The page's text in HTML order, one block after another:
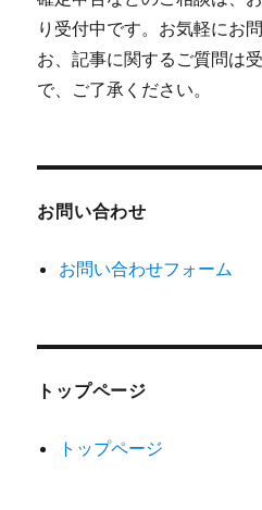
り受付中です。お気軽にお
お、記事に関するご質問は
で、ご了承ください。
お問い合わせ
お問い合わせフォーム
トップページ
トップページ